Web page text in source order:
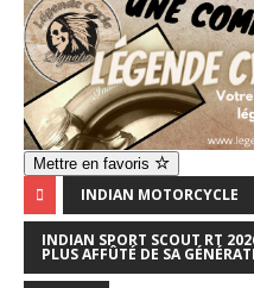
Mettre en favoris
INDIAN MOTORCYCLE
INDIAN SPORT SCOUT RT
PLUS AFFÛTÉ DE SA